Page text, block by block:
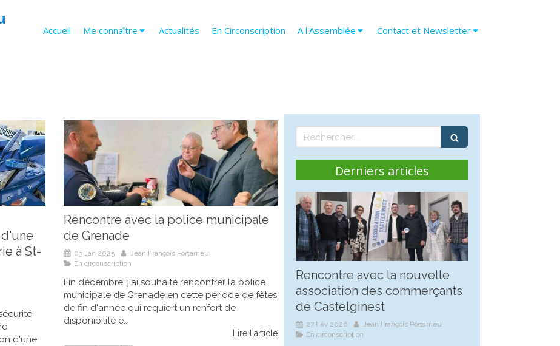
Accueil Me connaître Actualités En Circonscription A l'Assemblée Contact et Newsletter
à St-
d'une
Rencontre avec la police municipale
de Grenade
03 Jan 2025
Jean François Portarrieu
En circonscription
Fin décembre, j'ai souhaité rencontrer la police
municipale de Grenade en cette période de fêtes
de fin d'année qui requiert un renfort de
disponibilité e...
Lire l'article
Rechercher
Derniers articles
Rencontre avec la nouvelle
association des commerçants
de Castelginest
27 Fév 2026
Jean François Portarrieu
En circonscription